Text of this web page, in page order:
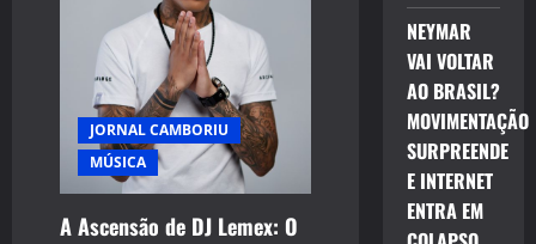
JORNAL CAMBORIU
MÚSICA
A Ascensão de DJ Lemex: O
NEYMAR
VAI VOLTAR
AO BRASIL?
MOVIMENTAÇÃO
SURPREENDE
E INTERNET
ENTRA EM